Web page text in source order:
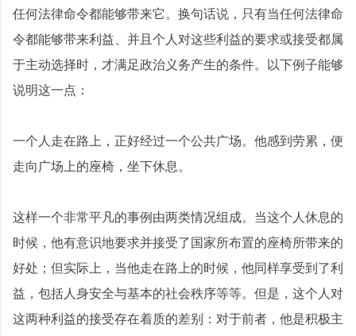
任何法律命令都能够带来它。换句话说，只有当任何法律命
令都能够带来利益、并且个人对这些利益的要求或接受都属
于主动选择时，才满足政治义务产生的条件。以下例子能够
说明这一点：
一个人走在路上，正好经过一个公共广场。他感到劳累，便
走向广场上的座椅，坐下休息。
这样一个非常平凡的事例由两类情况组成。当这个人休息的
时候，他有意识地要求并接受了国家所布置的座椅所带来的
好处；但实际上，当他走在路上的时候，他同样享受到了利
益，包括人身安全与基本的社会秩序等等。但是，这个人对
这两种利益的接受存在着质的差别：对于前者，他是积极主